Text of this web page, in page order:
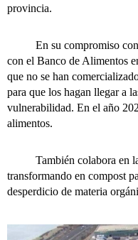
provincia.
En su compromiso con
con el Banco de Alimentos
que no se han
para que los hagan llegar a
vulnerabilidad. En el año
alimentos.
También colabora en la
transformando en compost
desperdicio de materia